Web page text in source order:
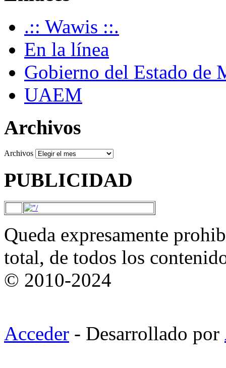
.:: Wawis ::.
En la línea
Gobierno del Estado de
UAEM
Archivos
Archivos
PUBLICIDAD
Queda expresamente
total, de todos los
© 2010-2024
Acceder - Desarrollado por